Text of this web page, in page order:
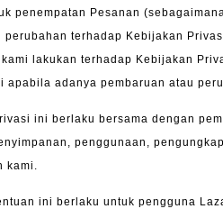
penempatan Pesanan
perubahan terhadap Kebijakan
lakukan terhadap Kebijakan
apabila adanya pembaruan atau
ini berlaku bersama dengan
penggunaan,
kami.
ini berlaku untuk pengguna